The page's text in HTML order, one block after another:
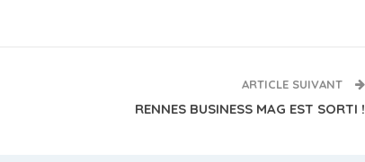
ARTICLE SUIVANT
RENNES BUSINESS MAG EST SORTI !